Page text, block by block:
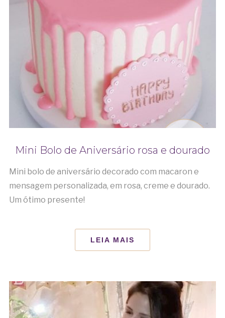
Mini Bolo de Aniversário rosa e dourado
Mini bolo de aniversário decorado com macaron e
mensagem personalizada, em rosa, creme e dourado.
Um ótimo presente!
LEIA MAIS